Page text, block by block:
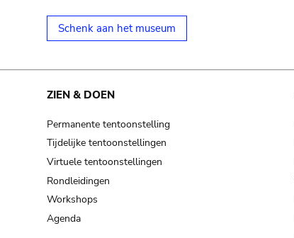
Schenk aan het museum
ZIEN & DOEN
Permanente tentoonstelling
Tijdelijke tentoonstellingen
Virtuele tentoonstellingen
Rondleidingen
Workshops
Agenda